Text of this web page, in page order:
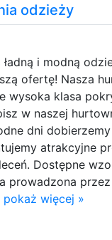
odzieży
i modną
ofertę! Nasza
wysoka klasa
w naszej
dni
atrakcyjne
Dostępne
prowadzona
pokaż więcej »